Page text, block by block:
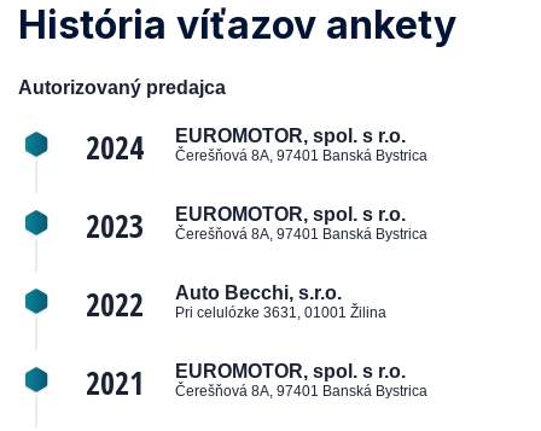
História víťazov ankety
Autorizovaný predajca
2024 EUROMOTOR, spol. s r.o.
Čerešňová 8A, 97401 Banská Bystrica
2023 EUROMOTOR, spol. s r.o.
Čerešňová 8A, 97401 Banská Bystrica
2022 Auto Becchi, s.r.o.
Pri celulózke 3631, 01001 Žilina
2021 EUROMOTOR, spol. s r.o.
Čerešňová 8A, 97401 Banská Bystrica